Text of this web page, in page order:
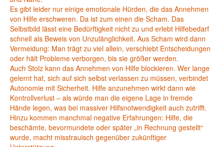
Es gibt leider nur einige emotionale Hürden, die das Annehmen
von Hilfe erschweren. Da ist zum einen die Scham. Das
Selbstbild lässt eine Bedürftigkeit nicht zu und erlebt Hilfebedarf
schnell als Beweis von Unzulänglichkeit. Aus Scham wird dann
Vermeidung: Man trägt zu viel allein, verschiebt Entscheidungen
oder hält Probleme verborgen, bis sie größer werden.
Auch Stolz kann das Annehmen von Hilfe blockieren. Wer lange
gelernt hat, sich auf sich selbst verlassen zu müssen, verbindet
Autonomie mit Sicherheit. Hilfe anzunehmen wirkt dann wie
Kontrollverlust – als würde man die eigene Lage in fremde
Hände legen, was bei massiver Hilfsnotwendigkeit auch zutrifft.
Hinzu kommen manchmal negative Erfahrungen: Hilfe, die
beschämte, bevormundete oder später „in Rechnung gestellt“
wurde, macht misstrauisch gegenüber zukünftiger